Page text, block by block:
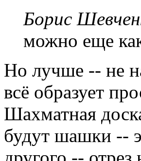
Борис
можно еще
Но лучше -- не
всё образует
Шахматная
будут шашки --